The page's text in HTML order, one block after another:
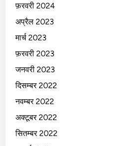
फ़रवरी 2024
अप्रैल 2023
मार्च 2023
फ़रवरी 2023
जनवरी 2023
दिसम्बर 2022
नवम्बर 2022
अक्टूबर 2022
सितम्बर 2022